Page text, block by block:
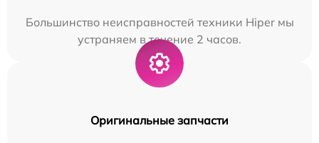
Большинство неисправностей техники Hiper мы
устраняем в течение 2 часов.
Оригинальные запчасти